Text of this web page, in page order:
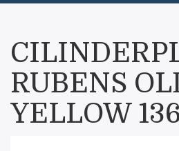
RUBENS
YELLOW